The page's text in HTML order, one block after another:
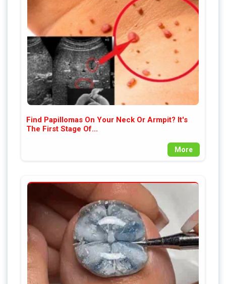
Find Papillomas On Your Neck Or Armpit? It's
The First Stage Of...
More